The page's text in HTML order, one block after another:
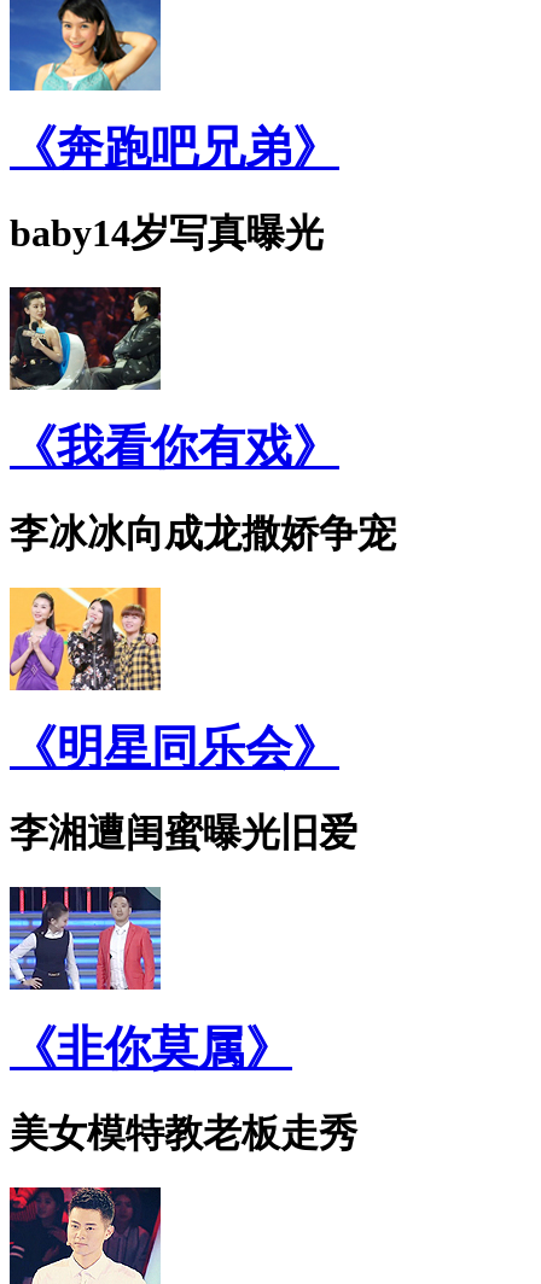
《奔跑吧兄弟》
baby14岁写真曝光
《我看你有戏》
李冰冰向成龙撒娇争宠
《明星同乐会》
李湘遭闺蜜曝光旧爱
《非你莫属》
美女模特教老板走秀